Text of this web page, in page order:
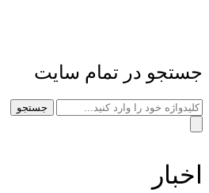
جستجو در تمام سایت
جستجو
اخبار